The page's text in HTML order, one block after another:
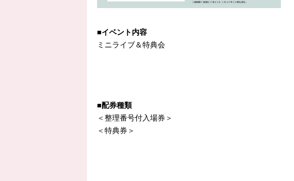
■イベント内容
ミニライブ＆特典会
■配券種類
＜整理番号付入場券＞
＜特典券＞